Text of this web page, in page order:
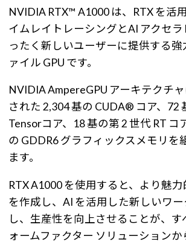
NVIDIA RTX™ A1000 は、RTX を活
イムレイトレーシングとAI アクセ
ったく新しいユーザーに提供する強
ァイル GPU です。
NVIDIA AmpereGPU アーキテクチ
された 2,304 基の CUDA® コア、72
Tensorコア、18 基の第 2 世代 RT コ
の GDDR6 グラフィックスメモリを
ます。
RTX A1000 を使用すると、より魅
を作成し、AI を活用した新しいワ
し、生産性を向上させることが、す
ォームファクター ソリューション